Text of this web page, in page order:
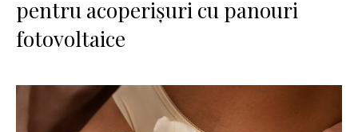
pentru acoperișuri cu panouri
fotovoltaice